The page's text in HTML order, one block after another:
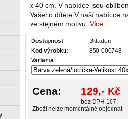
x 40 cm. V nabídce jsou
Vašeho dítěte.V naší nabídce
ve stejném motivu. Více
Dostupnost:
Skladem
Kod výrobku:
850-000748
Varianta
Cena: 129,- Kč
bez DPH 107,-
Zboží nelze momentálně objednat